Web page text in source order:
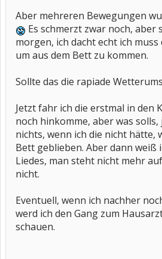
Aber mehreren Bewegungen
Es schmerzt zwar noch, aber
morgen, ich dacht echt ich
um aus dem Bett zu kommen.
Sollte das die rapiade
Jetzt fahr ich die erstmal in den
noch hinkomme, aber was
nichts, wenn ich die nicht hätte,
Bett geblieben. Aber dann weiß
Liedes, man steht nicht mehr
nicht.
Eventuell, wenn ich nachher
werd ich den Gang zum
schauen.